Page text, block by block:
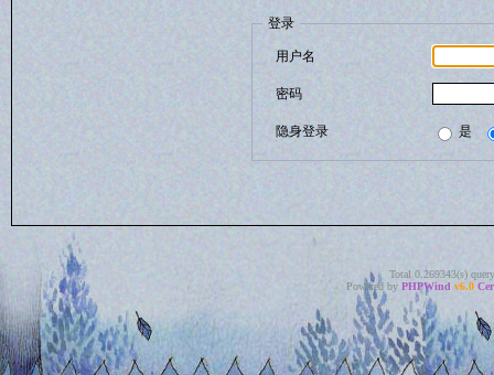
登录
用户名
密码
隐身登录 是
Total 0.269343(s)
Powered by PHPWind v6.0